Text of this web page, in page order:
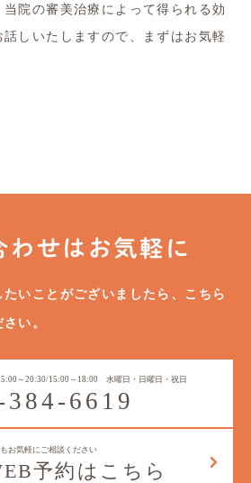
院の審美治療によって得られる効
しいたしますので、まずはお気軽
わせはお気軽に
いことがございましたら、 こちら
い。
～20:30/15:00～18:00 水曜日・日曜日・祝日
384-6619
お気軽にご相談ください
予約はこちら